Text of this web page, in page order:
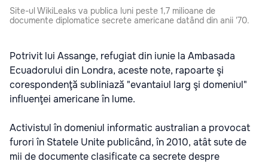
Site-ul WikiLeaks va publica luni peste 1,7 milioane de
documente diplomatice secrete americane datând din anii '70.
Potrivit lui Assange, refugiat din iunie la Ambasada
Ecuadorului din Londra, aceste note, rapoarte şi
corespondenţă subliniază "evantaiul larg şi domeniul"
influenţei americane în lume.
Activistul în domeniul informatic australian a provocat
furori în Statele Unite publicând, în 2010, atât sute de
mii de documente clasificate ca secrete despre